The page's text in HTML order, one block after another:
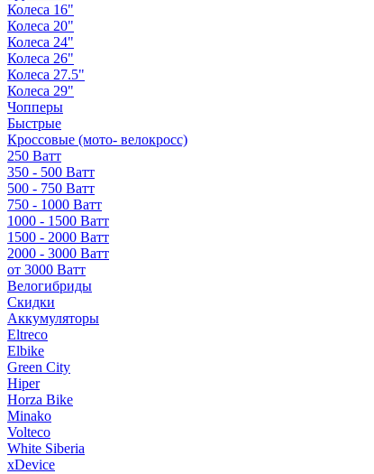
Колеса 16"
Колеса 20"
Колеса 24"
Колеса 26"
Колеса 27.5"
Колеса 29"
Чопперы
Быстрые
Кроссовые (мото- велокросс)
250 Ватт
350 - 500 Ватт
500 - 750 Ватт
750 - 1000 Ватт
1000 - 1500 Ватт
1500 - 2000 Ватт
2000 - 3000 Ватт
от 3000 Ватт
Велогибриды
Скидки
Аккумуляторы
Eltreco
Elbike
Green City
Hiper
Horza Bike
Minako
Volteco
White Siberia
xDevice